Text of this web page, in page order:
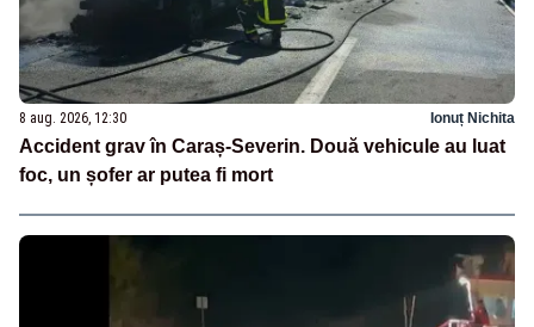
8 aug. 2026, 12:30 Ionuț Nichita
Accident grav în Caraș-Severin. Două vehicule au luat
foc, un șofer ar putea fi mort